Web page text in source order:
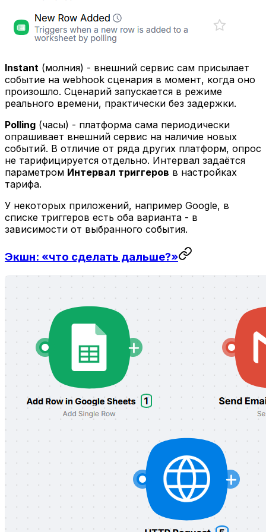
Instant (молния) - внешний сервис сам присылает
событие на webhook сценария в момент, когда оно
произошло. Сценарий запускается в режиме
реального времени, практически без задержки.
Polling (часы) - платформа сама периодически
опрашивает внешний сервис на наличие новых
событий. В отличие от ряда других платформ, опрос
не тарифицируется отдельно. Интервал задаётся
параметром Интервал триггеров в настройках
тарифа.
У некоторых приложений, например Google, в
списке триггеров есть оба варианта - в
зависимости от выбранного события.
Экшн: «что сделать дальше?»